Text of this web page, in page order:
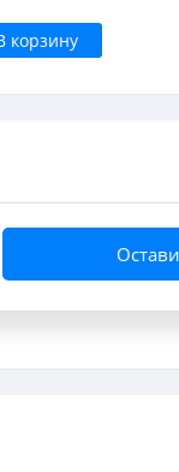
корзину